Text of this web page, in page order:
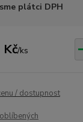
plátci DPH
Kč/ks
/ dostupnost